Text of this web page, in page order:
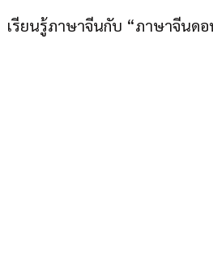
เรียนรู้ภาษาจีนกับ “ภาษาจีนด